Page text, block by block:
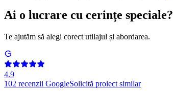
Ai o lucrare cu cerințe speciale?
Te ajutăm să alegi corect utilajul și abordarea.
4.9
102 recenzii GoogleSolicită proiect similar